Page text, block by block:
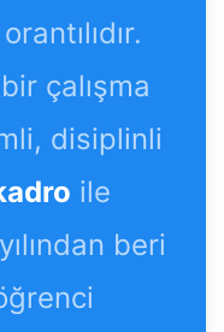
çalışma
disiplinli
ile
beri